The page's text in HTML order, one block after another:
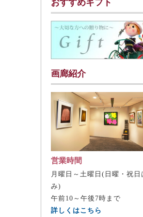
おすすめギフト
画廊紹介
営業時間
月曜日～土曜日(日曜・祝日
み)
午前10～午後7時まで
詳しくはこちら